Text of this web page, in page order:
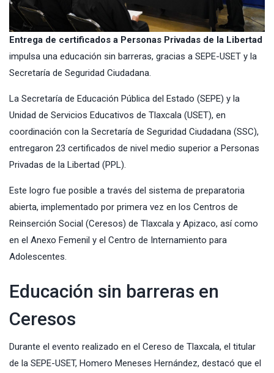
Entrega de certificados a Personas Privadas de la Libertad
impulsa una educación sin barreras, gracias a SEPE-USET y la
Secretaría de Seguridad Ciudadana.
La Secretaría de Educación Pública del Estado (SEPE) y la
Unidad de Servicios Educativos de Tlaxcala (USET), en
coordinación con la Secretaría de Seguridad Ciudadana (SSC),
entregaron 23 certificados de nivel medio superior a Personas
Privadas de la Libertad (PPL).
Este logro fue posible a través del sistema de preparatoria
abierta, implementado por primera vez en los Centros de
Reinserción Social (Ceresos) de Tlaxcala y Apizaco, así como
en el Anexo Femenil y el Centro de Internamiento para
Adolescentes.
Educación sin barreras en
Ceresos
Durante el evento realizado en el Cereso de Tlaxcala, el titular
de la SEPE-USET, Homero Meneses Hernández, destacó que el